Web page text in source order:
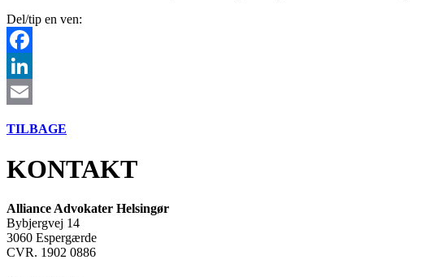
Del/tip en ven:
Facebook
LinkedIn
TILBAGE
KONTAKT
Alliance Advokater Helsingør
Bybjergvej 14
3060 Espergærde
CVR. 1902 0886